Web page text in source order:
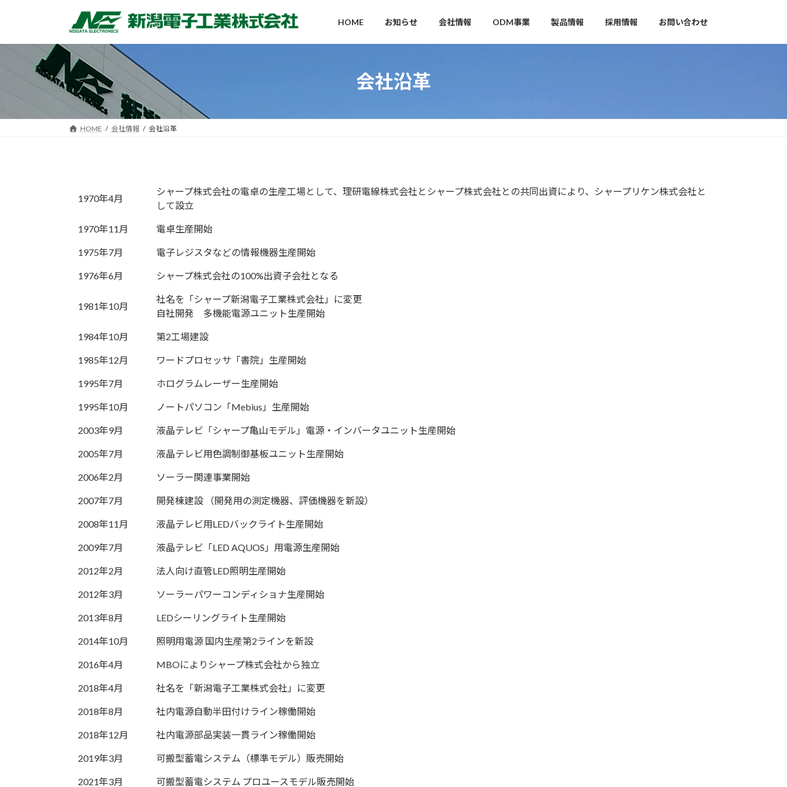
ス
ッ
ン
移
HOME お知らせ 会社情報 ODM事業 製品情報 採用情報 お問い合わせ
会社沿革
HOME 会社情報 会社沿革
1970年4月
シャープ株式会社の電卓の生産工場として、理研電線株式会社とシャープ株式会社との共同出資により、シャープリケン株式会社と
して設立
1970年11月 電卓生産開始
1975年7月 電子レジスタなどの情報機器生産開始
1976年6月 シャープ株式会社の100%出資子会社となる
1981年10月
社名を「シャープ新潟電子工業株式会社」に変更
自社開発 多機能電源ユニット生産開始
1984年10月 第2工場建設
1985年12月 ワードプロセッサ「書院」生産開始
1995年7月 ホログラムレーザー生産開始
1995年10月 ノートパソコン「Mebius」生産開始
2003年9月 液晶テレビ「シャープ亀山モデル」電源・インバータユニット生産開始
2005年7月 液晶テレビ用色調制御基板ユニット生産開始
2006年2月 ソーラー関連事業開始
2007年7月 開発棟建設 （開発用の測定機器、評価機器を新設）
2008年11月 液晶テレビ用LEDバックライト生産開始
2009年7月 液晶テレビ「LED AQUOS」用電源生産開始
2012年2月 法人向け直管LED照明生産開始
2012年3月 ソーラーパワーコンディショナ生産開始
2013年8月 LEDシーリングライト生産開始
2014年10月 照明用電源 国内生産第2ラインを新設
2016年4月 MBOによりシャープ株式会社から独立
2018年4月 社名を「新潟電子工業株式会社」に変更
2018年8月 社内電源自動半田付けライン稼働開始
2018年12月 社内電源部品実装一貫ライン稼働開始
2019年3月 可搬型蓄電システム（標準モデル）販売開始
2021年3月 可搬型蓄電システム プロユースモデル販売開始